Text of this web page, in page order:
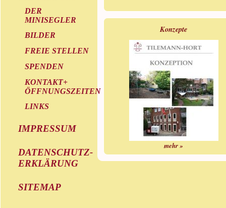
DER
MINISEGLER
BILDER
FREIE STELLEN
SPENDEN
KONTAKT+
ÖFFNUNGSZEITEN
LINKS
IMPRESSUM
DATENSCHUTZ-
ERKLÄRUNG
SITEMAP
Konzepte
mehr »